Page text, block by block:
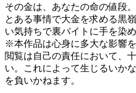
その金は、あなたの命の値段。
とある事情で大金を求める黒
い気持ちで裏バイトに手を染
※本作品は心身に多大な影響
閲覧は自己の責任において、
い。これによって生じるいか
を負いかねます。